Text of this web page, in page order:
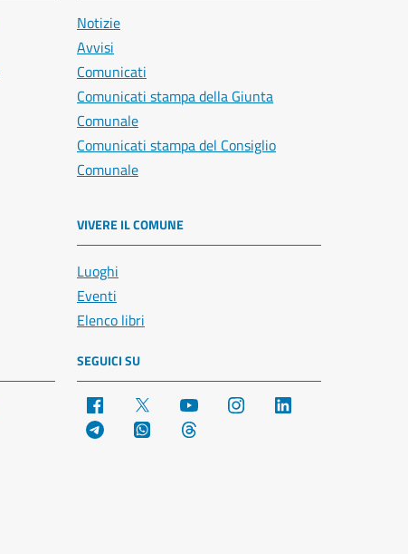
Notizie
Avvisi
Comunicati
Comunicati stampa della Giunta
Comunale
Comunicati stampa del Consiglio
Comunale
VIVERE IL COMUNE
Luoghi
Eventi
Elenco libri
SEGUICI SU
Facebook YouTube Instagram
Telegram WhatsApp